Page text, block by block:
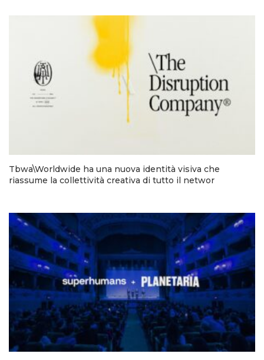
Tbwa\Worldwide ha una nuova identità visiva che
riassume la collettività creativa di tutto il networ